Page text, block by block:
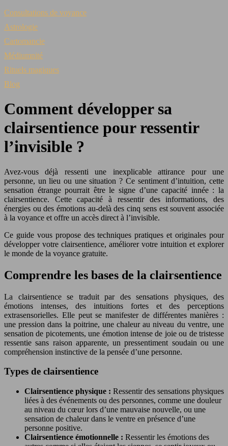
Consultations de voyance
Astrologie
Cartomancie
Médiumnité
Rituels magiques
Blog
Comment développer sa
clairsentience pour ressentir
l’invisible ?
Avez-vous déjà ressenti une inexplicable attirance pour une
personne, un lieu ou une situation ? Ce sentiment d’intuition, cette
sensation étrange pourrait être le signe d’une capacité innée : la
clairsentience. Cette capacité à ressentir des informations, des
énergies ou des émotions au-delà des cinq sens est souvent associée
à la voyance et offre un accès direct à l’invisible.
Ce guide vous propose des techniques pratiques et originales pour
développer votre clairsentience, améliorer votre intuition et explorer
le monde de la voyance gratuite.
Comprendre les bases de la clairsentience
La clairsentience se traduit par des sensations physiques, des
émotions intenses, des intuitions fortes et des perceptions
extrasensorielles. Elle peut se manifester de différentes manières :
une pression dans la poitrine, une chaleur au niveau du ventre, une
sensation de picotements, une émotion intense de joie ou de tristesse
ressentie sans raison apparente, un pressentiment soudain ou une
compréhension instinctive de la pensée d’une personne.
Types de clairsentience
Clairsentience physique : Ressentir des sensations physiques
liées à des événements ou des personnes, comme une douleur
au niveau du cœur lors d’une mauvaise nouvelle, ou une
sensation de chaleur dans le ventre en présence d’une
personne positive.
Clairsentience émotionnelle : Ressentir les émotions des